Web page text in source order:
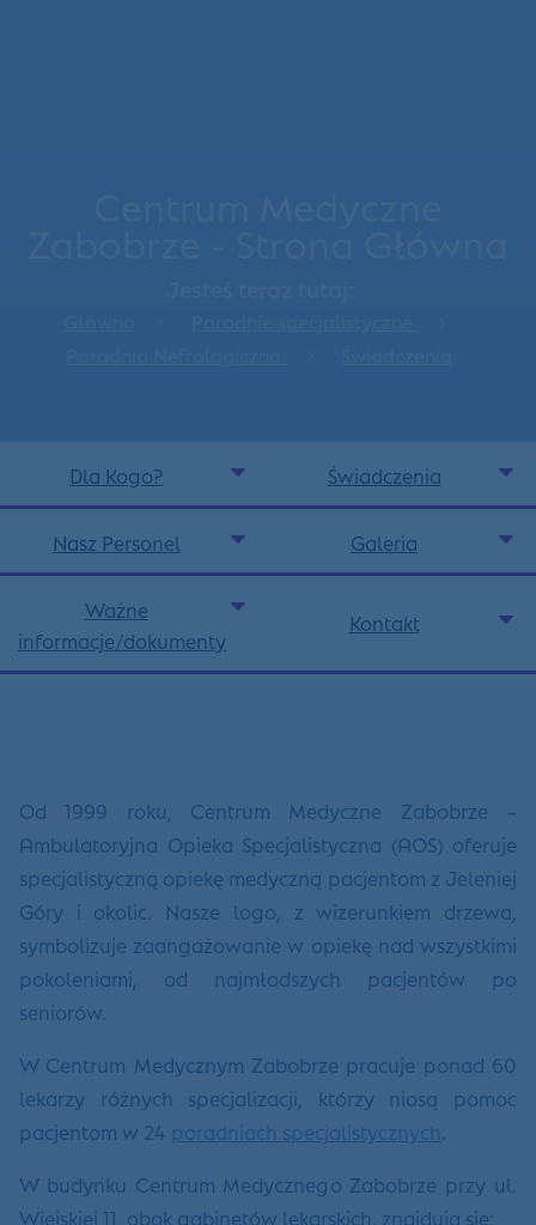
Dla Kogo? Świadczenia
Nasz Personel Galeria
Ważne
informacje/dokumenty
Kontakt
Od 1999 roku, Centrum Medyczne Zabobrze –
Ambulatoryjna Opieka Specjalistyczna (AOS) oferuje
specjalistyczną opiekę medyczną pacjentom z Jeleniej
Góry i okolic. Nasze logo, z wizerunkiem drzewa,
symbolizuje zaangażowanie w opiekę nad wszystkimi
pokoleniami, od najmłodszych pacjentów po
seniorów.
W Centrum Medycznym Zabobrze pracuje ponad 60
lekarzy różnych specjalizacji, którzy niosą pomoc
pacjentom w 24 poradniach specjalistycznych
W budynku Centrum Medycznego Zabobrze przy ul.
Wiejskiej 11, obok gabinetów lekarskich, znajdują się: